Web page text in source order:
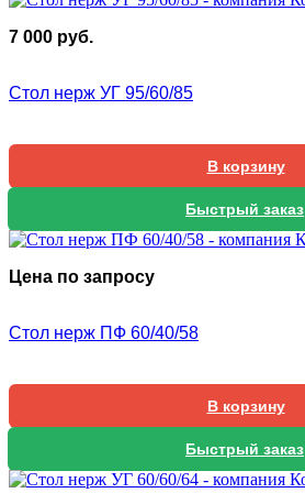
7 000 руб.
Стол нерж УГ 95/60/85
В корзину
Быстрый заказ
Цена по запросу
Стол нерж ПФ 60/40/58
В корзину
Быстрый заказ